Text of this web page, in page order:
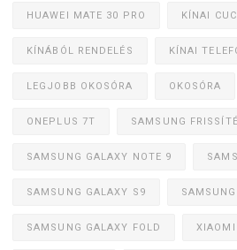
HUAWEI MATE 30 PRO KÍNAI
KÍNÁBÓL RENDELÉS KÍNAI
LEGJOBB OKOSÓRA OKOSÓRA
ONEPLUS 7T SAMSUNG
SAMSUNG GALAXY NOTE 9
SAMSUNG GALAXY S9
SAMSUNG GALAXY FOLD XIAOMI